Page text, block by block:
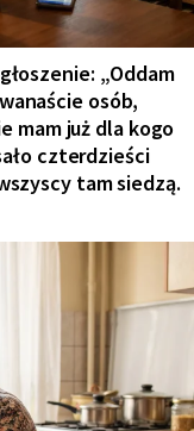
„Oddam
osób,
mam już dla kogo
czterdzieści
tam siedzą.